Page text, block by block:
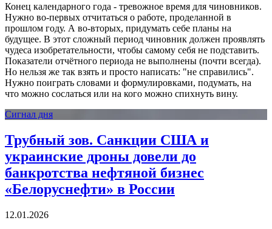
Конец календарного года - тревожное время для чиновников.
Нужно во-первых отчитаться о работе, проделанной в
прошлом году. А во-вторых, придумать себе планы на
будущее. В этот сложный период чиновник должен проявлять
чудеса изобретательности, чтобы самому себя не подставить.
Показатели отчётного периода не выполнены (почти всегда).
Но нельзя же так взять и просто написать: "не справились".
Нужно поиграть словами и формулировками, подумать, на
что можно сослаться или на кого можно спихнуть вину.
Сигнал дня
Трубный зов. Cанкции США и
украинские дроны довели до
банкротства нефтяной бизнес
«Белоруснефти» в России
12.01.2026